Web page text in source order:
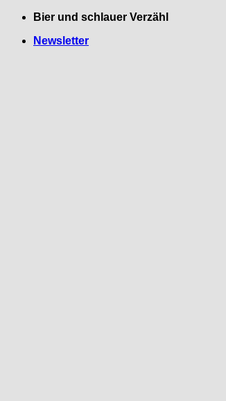
Zum
springen
Bier und schlauer Verzähl
Newsletter